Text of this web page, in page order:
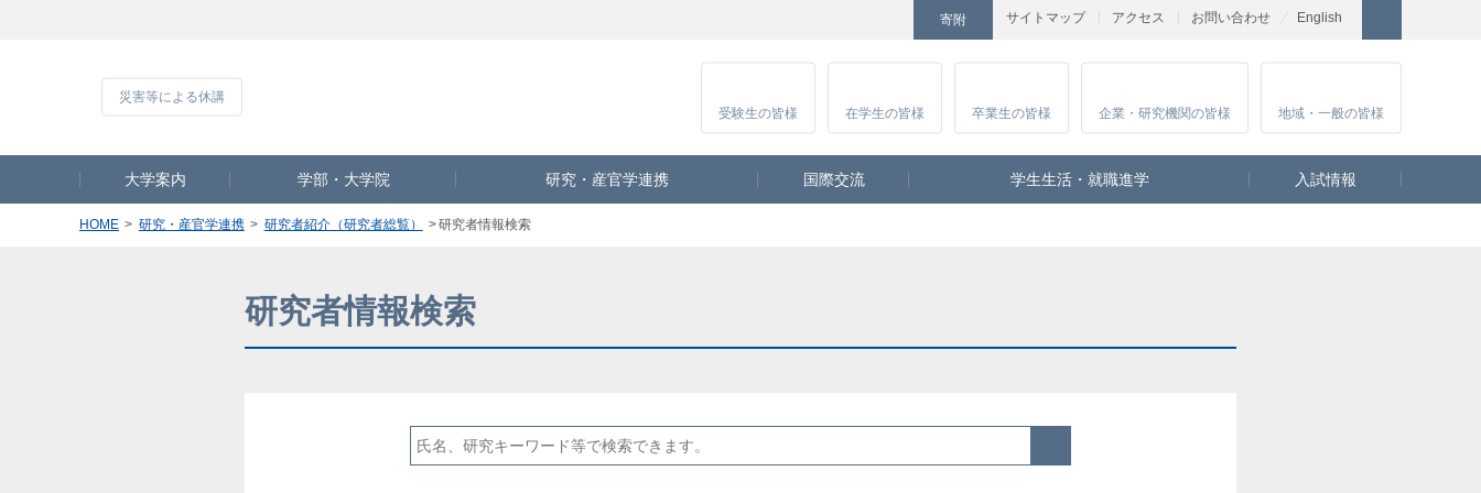
サイトマップ アクセス お問い合わせ
寄附 English
Instagram
受験生の皆様 在学生の皆様 卒業生の皆様 企業・研究機関の皆様 地域・一般の皆様
大学案内 学部・大学院 研究・産官学連携 国際交流 学生生活・就職進学 入試情報
HOME 研究・産官学連携 研究者紹介（研究者総覧） 研究者情報検索
研究者情報検索